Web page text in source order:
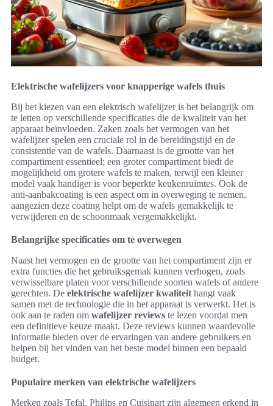
Elektrische wafelijzers voor knapperige wafels thuis
Bij het kiezen van een elektrisch wafelijzer is het belangrijk om
te letten op verschillende specificaties die de kwaliteit van het
apparaat beïnvloeden. Zaken zoals het vermogen van het
wafelijzer spelen een cruciale rol in de bereidingstijd en de
consistentie van de wafels. Daarnaast is de grootte van het
compartiment essentieel; een groter compartiment biedt de
mogelijkheid om grotere wafels te maken, terwijl een kleiner
model vaak handiger is voor beperkte keukenruimtes. Ook de
anti-aanbakcoating is een aspect om in overweging te nemen,
aangezien deze coating helpt om de wafels gemakkelijk te
verwijderen en de schoonmaak vergemakkelijkt.
Belangrijke specificaties om te overwegen
Naast het vermogen en de grootte van het compartiment zijn er
extra functies die het gebruiksgemak kunnen verhogen, zoals
verwisselbare platen voor verschillende soorten wafels of andere
gerechten. De elektrische wafelijzer kwaliteit hangt vaak
samen met de technologie die in het apparaat is verwerkt. Het is
ook aan te raden om wafelijzer reviews te lezen voordat men
een definitieve keuze maakt. Deze reviews kunnen waardevolle
informatie bieden over de ervaringen van andere gebruikers en
helpen bij het vinden van het beste model binnen een bepaald
budget.
Populaire merken van elektrische wafelijzers
Merken zoals Tefal, Philips en Cuisinart zijn algemeen erkend in